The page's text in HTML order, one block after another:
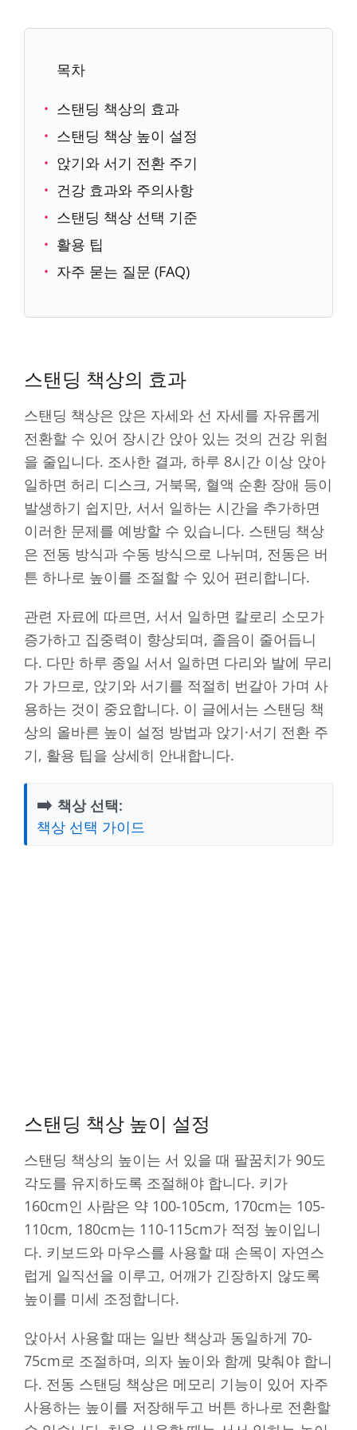
목차
스탠딩 책상의 효과
스탠딩 책상 높이 설정
앉기와 서기 전환 주기
건강 효과와 주의사항
스탠딩 책상 선택 기준
활용 팁
자주 묻는 질문 (FAQ)
스탠딩 책상의 효과
스탠딩 책상은 앉은 자세와 선 자세를 자유롭게
전환할 수 있어 장시간 앉아 있는 것의 건강 위험
을 줄입니다. 조사한 결과, 하루 8시간 이상 앉아
일하면 허리 디스크, 거북목, 혈액 순환 장애 등이
발생하기 쉽지만, 서서 일하는 시간을 추가하면
이러한 문제를 예방할 수 있습니다. 스탠딩 책상
은 전동 방식과 수동 방식으로 나뉘며, 전동은 버
튼 하나로 높이를 조절할 수 있어 편리합니다.
관련 자료에 따르면, 서서 일하면 칼로리 소모가
증가하고 집중력이 향상되며, 졸음이 줄어듭니
다. 다만 하루 종일 서서 일하면 다리와 발에 무리
가 가므로, 앉기와 서기를 적절히 번갈아 가며 사
용하는 것이 중요합니다. 이 글에서는 스탠딩 책
상의 올바른 높이 설정 방법과 앉기·서기 전환 주
기, 활용 팁을 상세히 안내합니다.
➡️ 책상 선택:
책상 선택 가이드
스탠딩 책상 높이 설정
스탠딩 책상의 높이는 서 있을 때 팔꿈치가 90도
각도를 유지하도록 조절해야 합니다. 키가
160cm인 사람은 약 100-105cm, 170cm는 105-
110cm, 180cm는 110-115cm가 적정 높이입니
다. 키보드와 마우스를 사용할 때 손목이 자연스
럽게 일직선을 이루고, 어깨가 긴장하지 않도록
높이를 미세 조정합니다.
앉아서 사용할 때는 일반 책상과 동일하게 70-
75cm로 조절하며, 의자 높이와 함께 맞춰야 합니
다. 전동 스탠딩 책상은 메모리 기능이 있어 자주
사용하는 높이를 저장해두고 버튼 하나로 전환할